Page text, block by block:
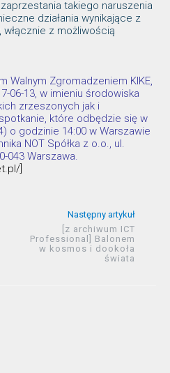
takiego naruszenia
działania wynikające z
z możliwością
Walnym Zgromadzeniem KIKE,
06-13, w imieniu środowiska
zrzeszonych jak i
które odbędzie się w
o godzinie 14:00 w Warszawie
NOT Spółka z o.o., ul.
043 Warszawa.
]
Następny artykuł
[z archiwum ICT
Professional] Balonem
w kosmos i dookoła
świata